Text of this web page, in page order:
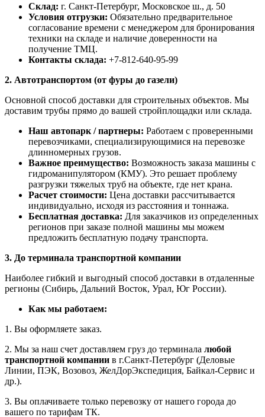
Склад: г. Санкт-Петербург, Московское ш., д. 50
Условия отгрузки: Обязательно предварительное
согласование времени с менеджером для бронирования
техники на складе и наличие доверенности на
получение ТМЦ.
Контакты склада: +7-812-640-95-99
2. Автотранспортом (от фуры до газели)
Основной способ доставки для строительных объектов. Мы
доставим трубы прямо до вашей стройплощадки или склада.
Наш автопарк / партнеры: Работаем с проверенными
перевозчиками, специализирующимися на перевозке
длинномерных грузов.
Важное преимущество: Возможность заказа машины с
гидроманипулятором (КМУ). Это решает проблему
разгрузки тяжелых труб на объекте, где нет крана.
Расчет стоимости: Цена доставки рассчитывается
индивидуально, исходя из расстояния и тоннажа.
Бесплатная доставка: Для заказчиков из определенных
регионов при заказе полной машины мы можем
предложить бесплатную подачу транспорта.
3. До терминала транспортной компании
Наиболее гибкий и выгодный способ доставки в отдаленные
регионы (Сибирь, Дальний Восток, Урал, Юг России).
Как мы работаем:
1. Вы оформляете заказ.
2. Мы за наш счет доставляем груз до терминала любой
транспортной компании в г.Санкт-Петербург (Деловые
Линии, ПЭК, Возовоз, ЖелДорЭкспедиция, Байкал-Сервис и
др.).
3. Вы оплачиваете только перевозку от нашего города до
вашего по тарифам ТК.